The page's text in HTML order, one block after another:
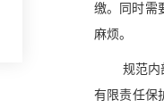
缴。同时需
麻烦。
规范内
有限责任保